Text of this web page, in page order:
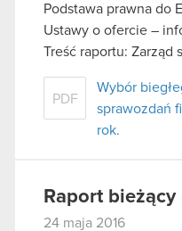
Podstawa prawna do
Ustawy o ofercie –
Treść raportu: Zarząd
PDF
Wybór
sprawozdań
rok.
Raport
24 maja 2016